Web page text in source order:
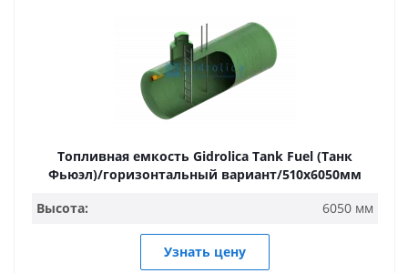
Топливная емкость Gidrolica Tank Fuel (Танк
Фьюэл)/горизонтальный вариант/510х6050мм
Высота:
6050 мм
Узнать цену